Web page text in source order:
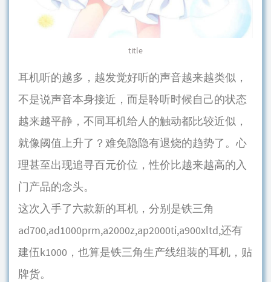
title
耳机听的越多，越发觉好听的声音越来越类似，
不是说声音本身接近，而是聆听时候自己的状态
越来越平静，不同耳机给人的触动都比较近似，
就像阈值上升了？难免隐隐有退烧的趋势了。心
理甚至出现追寻百元价位，性价比越来越高的入
门产品的念头。
这次入手了六款新的耳机，分别是铁三角
ad700,ad1000prm,a2000z,ap2000ti,a900xltd,还有
建伍k1000，也算是铁三角生产线组装的耳机，贴
牌货。